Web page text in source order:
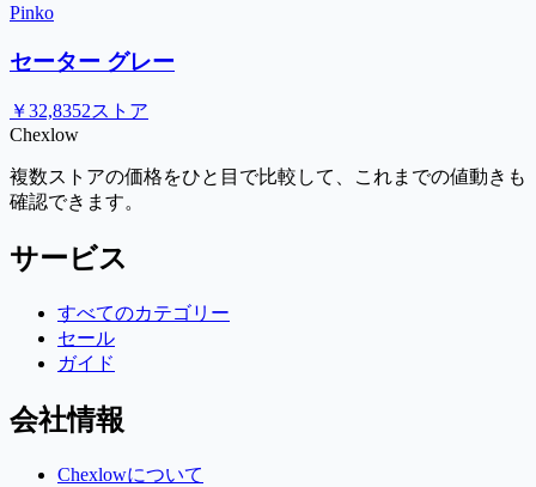
Pinko
セーター グレー
￥32,8352ストア
Chexlow
複数ストアの価格をひと目で比較して、これまでの値動きも
確認できます。
サービス
すべてのカテゴリー
セール
ガイド
会社情報
Chexlowについて